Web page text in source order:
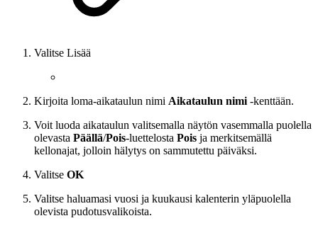
Valitse Lisää
Kirjoita loma-aikataulun nimi Aikataulun nimi -kenttään.
Voit luoda aikataulun valitsemalla näytön vasemmalla puolella
olevasta Päällä/Pois-luettelosta Pois ja merkitsemällä
kellonajat, jolloin hälytys on sammutettu päiväksi.
Valitse OK
Valitse haluamasi vuosi ja kuukausi kalenterin yläpuolella
olevista pudotusvalikoista.